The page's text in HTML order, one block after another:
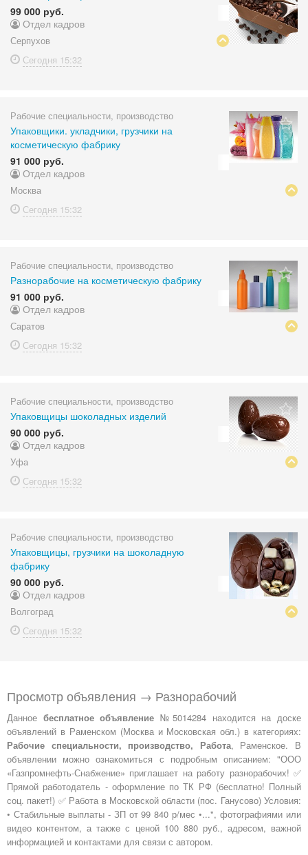
99 000 руб.
Отдел кадров
Серпухов
Сегодня 15:32
Рабочие специальности, производство
Упаковщики. укладчики, грузчики на
косметическую фабрику
91 000 руб.
Отдел кадров
Москва
Сегодня 15:32
Рабочие специальности, производство
Разнорабочие на косметическую фабрику
91 000 руб.
Отдел кадров
Саратов
Сегодня 15:32
Рабочие специальности, производство
Упаковщицы шоколадных изделий
90 000 руб.
Отдел кадров
Уфа
Сегодня 15:32
Рабочие специальности, производство
Упаковщицы, грузчики на шоколадную
фабрику
90 000 руб.
Отдел кадров
Волгоград
Сегодня 15:32
Просмотр объявления → Разнорабочий
Данное бесплатное объявление №5014284 находится на доске
объявлений в Раменском (Москва и Московская обл.) в категориях:
Рабочие специальности, производство, Работа, Раменское. В
объявлении можно ознакомиться с подробным описанием: "ООО
«Газпромнефть-Снабжение» приглашает на работу разнорабочих! ✅
Прямой работодатель - оформление по ТК РФ (бесплатно! Полный
соц. пакет!) ✅ Работа в Московской области (пос. Ганусово) Условия:
• Стабильные выплаты - ЗП от 99 840 р/мес •...", фотографиями или
видео контентом, а также с ценой 100 880 руб., адресом, важной
информацией и контактами для связи с автором.